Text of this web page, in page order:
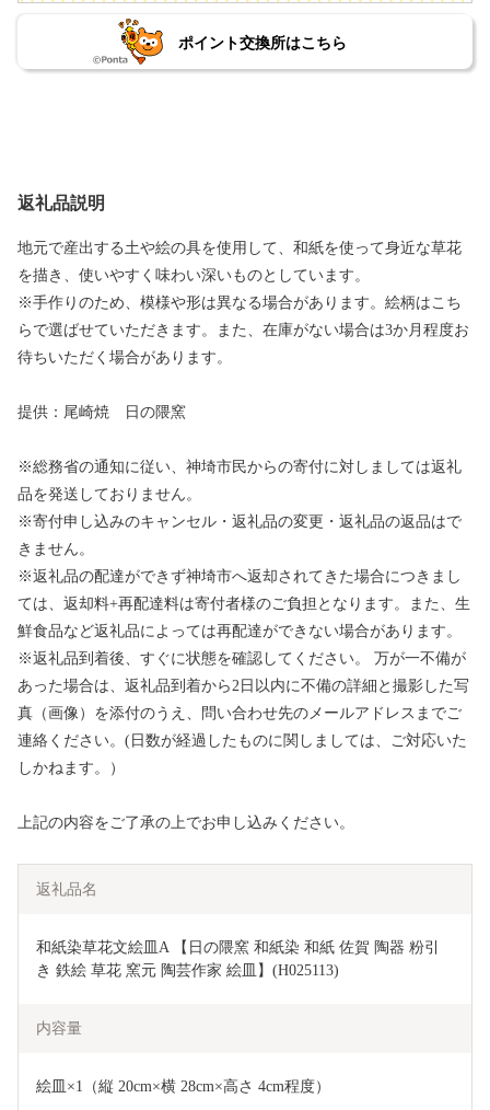
ポイント交換所はこちら
返礼品説明
地元で産出する土や絵の具を使用して、和紙を使って身近な草花
を描き、使いやすく味わい深いものとしています。
※手作りのため、模様や形は異なる場合があります。絵柄はこち
らで選ばせていただきます。また、在庫がない場合は3か月程度お
待ちいただく場合があります。
提供：尾崎焼 日の隈窯
※総務省の通知に従い、神埼市民からの寄付に対しましては返礼
品を発送しておりません。
※寄付申し込みのキャンセル・返礼品の変更・返礼品の返品はで
きません。
※返礼品の配達ができず神埼市へ返却されてきた場合につきまし
ては、返却料+再配達料は寄付者様のご負担となります。また、生
鮮食品など返礼品によっては再配達ができない場合があります。
※返礼品到着後、すぐに状態を確認してください。 万が一不備が
あった場合は、返礼品到着から2日以内に不備の詳細と撮影した写
真（画像）を添付のうえ、問い合わせ先のメールアドレスまでご
連絡ください。(日数が経過したものに関しましては、ご対応いた
しかねます。）
上記の内容をご了承の上でお申し込みください。
返礼品名
和紙染草花文絵皿A 【日の隈窯 和紙染 和紙 佐賀 陶器 粉引
き 鉄絵 草花 窯元 陶芸作家 絵皿】(H025113)
内容量
絵皿×1（縦 20cm×横 28cm×高さ 4cm程度）